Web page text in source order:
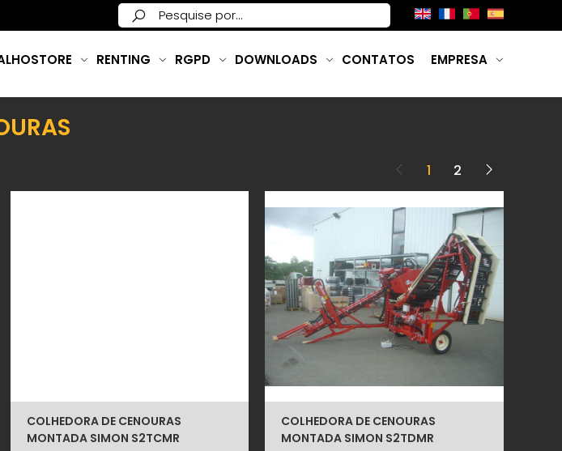
RENTING RGPD DOWNLOADS CONTATOS EMPRESA
1 2
COLHEDORA DE CENOURAS
MONTADA SIMON S2TCMR
COLHEDORA DE CENOURAS
MONTADA SIMON S2TDMR